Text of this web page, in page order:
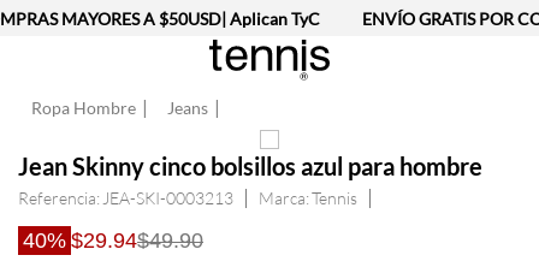
MAYORES A $50USD| Aplican TyC ENVÍO GRATIS POR
Ropa Hombre Jeans
Jean Skinny cinco bolsillos azul para hombre
Referencia: JEA-SKI-0003213 Tennis
40% $29.94$49.90